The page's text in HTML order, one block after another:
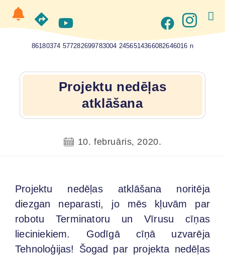
86180374 577282699783004 2456514366082646016 n
Projektu nedēļas
atklāšana
10. februāris, 2020.
Projektu nedēļas atklāšana noritēja
diezgan neparasti, jo mēs kļuvām par
robotu Terminatoru un Vīrusu cīņas
lieciniekiem. Godīgā cīņā uzvarēja
Tehnoloģijas! Šogad par projekta nedēļas